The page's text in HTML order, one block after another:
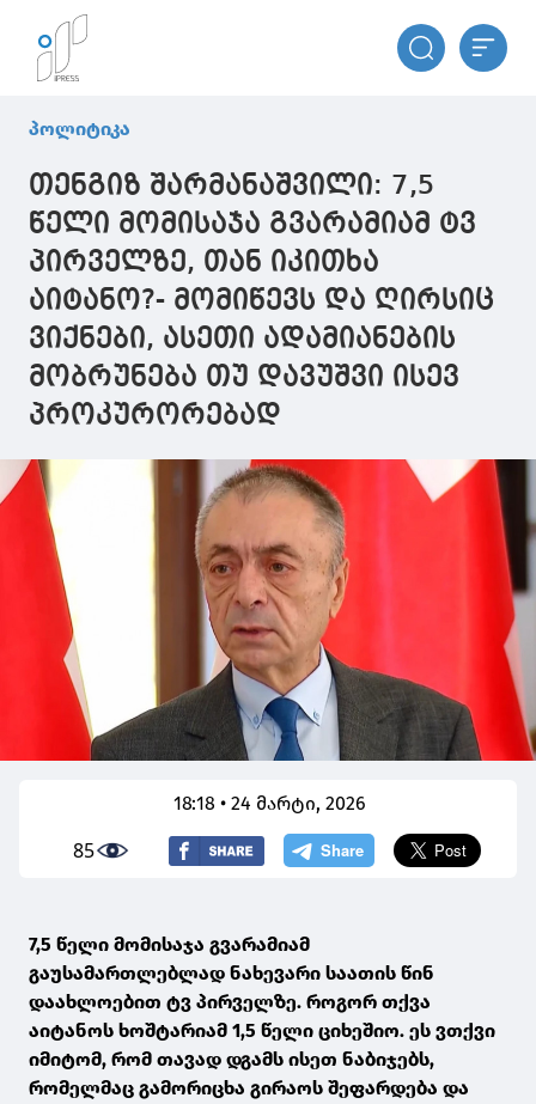
პოლიტიკა
თენგიზ შარმანაშვილი: 7,5
წელი მომისაჯა გვარამიამ ტვ
პირველზე, თან იკითხა
აიტანო?- მომიწევს და ღირსიც
ვიქნები, ასეთი ადამიანების
მობრუნება თუ დავუშვი ისევ
პროკურორებად
18:18 • 24 მარტი, 2026
85
7,5 წელი მომისაჯა გვარამიამ
გაუსამართლებლად ნახევარი საათის წინ
დაახლოებით ტვ პირველზე. როგორ თქვა
აიტანოს ხოშტარიამ 1,5 წელი ციხეშიო. ეს ვთქვი
იმიტომ, რომ თავად დგამს ისეთ ნაბიჯებს,
რომელმაც გამორიცხა გირაოს შეფარდება და